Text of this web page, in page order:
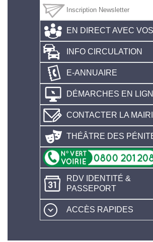
EN DIRECT AVEC
INFO CIRCULATION
E-ANNUAIRE
DÉMARCHES EN
CONTACTER LA
THÉÂTRE DES
RDV IDENTITÉ &
PASSEPORT
ACCÈS RAPIDES